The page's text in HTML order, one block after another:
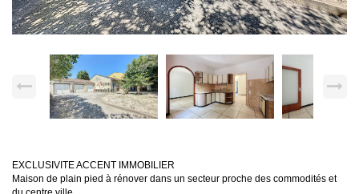
EXCLUSIVITE ACCENT IMMOBILIER
Maison de plain pied à rénover dans un secteur proche des commodités et